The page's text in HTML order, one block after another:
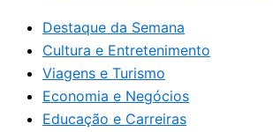
Destaque da Semana
Cultura e Entretenimento
Viagens e Turismo
Economia e Negócios
Educação e Carreiras